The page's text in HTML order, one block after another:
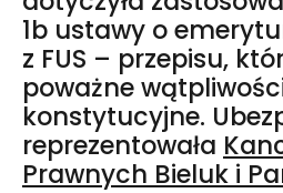
1b ustawy o
z FUS – przepisu,
poważne
konstytucyjne.
reprezentowała
Prawnych Bieluk i